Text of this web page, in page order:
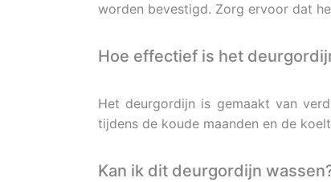
worden bevestigd. Zorg ervoor dat
Hoe effectief is het
Het deurgordijn is gemaakt van
tijdens de koude maanden en de
Kan ik dit deurgordijn